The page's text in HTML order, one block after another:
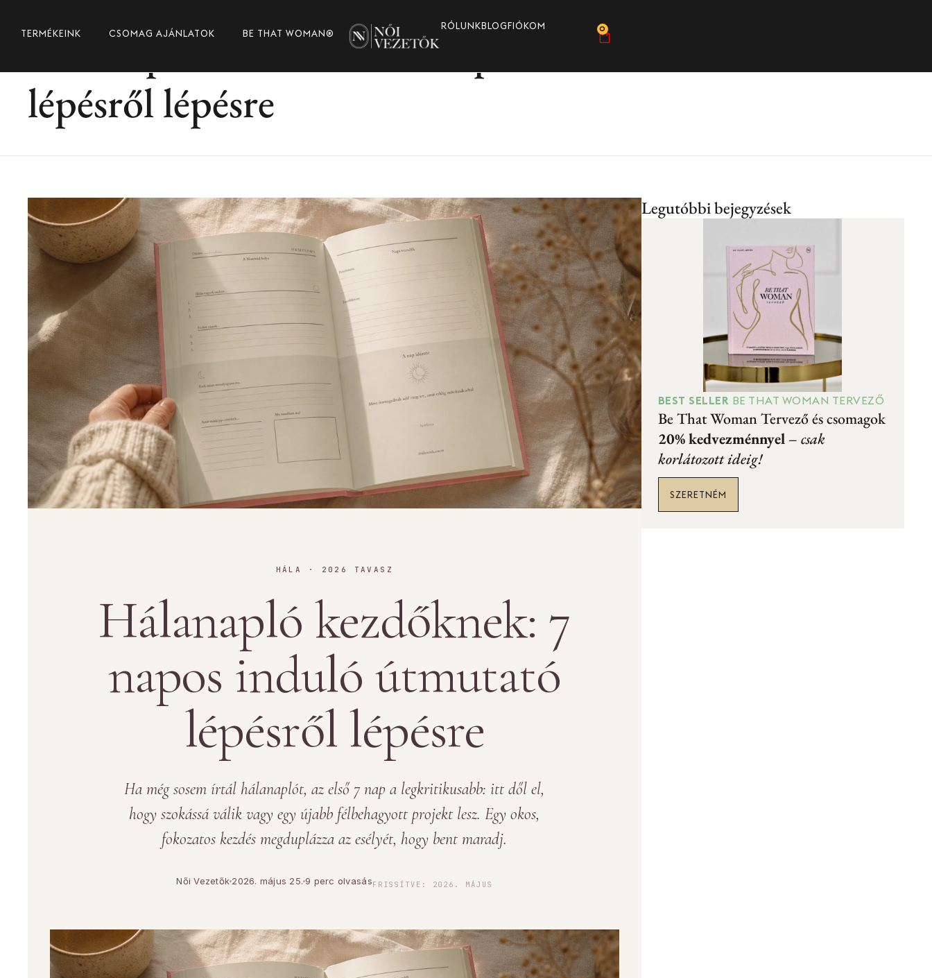
TERMÉKEINK CSOMAG AJÁNLATOK BE THAT WOMAN®
RÓLUNKBLOGFIÓKOM
0
Hálanapló kezdőknek: 7 napos induló útmutató
lépésről lépésre
HÁLA · 2026 TAVASZ
Hálanapló kezdőknek: 7
napos induló útmutató
lépésről lépésre
Ha még sosem írtál hálanaplót, az első 7 nap a legkritikusabb: itt dől el,
hogy szokássá válik vagy egy újabb félbehagyott projekt lesz. Egy okos,
fokozatos kezdés megduplázza az esélyét, hogy bent maradj.
Női Vezetők 2026. május 25. 9 perc olvasásFRISSÍTVE: 2026. MÁJUS
Legutóbbi bejegyzések
BEST SELLER BE THAT WOMAN TERVEZŐ
Be That Woman Tervező és csomagok
20% kedvezménnyel– csak
korlátozott ideig!
SZERETNÉM